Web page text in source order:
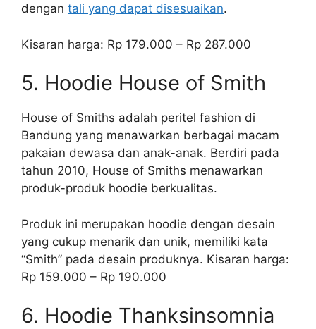
dengan tali yang dapat disesuaikan.
Kisaran harga: Rp 179.000 – Rp 287.000
5. Hoodie House of Smith
House of Smiths adalah peritel fashion di
Bandung yang menawarkan berbagai macam
pakaian dewasa dan anak-anak. Berdiri pada
tahun 2010, House of Smiths menawarkan
produk-produk hoodie berkualitas.
Produk ini merupakan hoodie dengan desain
yang cukup menarik dan unik, memiliki kata
“Smith” pada desain produknya. Kisaran harga:
Rp 159.000 – Rp 190.000
6. Hoodie Thanksinsomnia